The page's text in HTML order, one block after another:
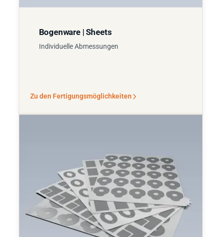
Bogenware | Sheets
Individuelle Abmessungen
Zu den Fertigungsmöglichkeiten